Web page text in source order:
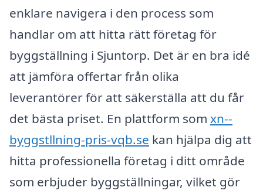
enklare navigera i den process som
handlar om att hitta rätt företag för
byggställning i Sjuntorp. Det är en bra idé
att jämföra offertar från olika
leverantörer för att säkerställa att du får
det bästa priset. En plattform som xn--
byggstllning-pris-vqb.se kan hjälpa dig att
hitta professionella företag i ditt område
som erbjuder byggställningar, vilket gör